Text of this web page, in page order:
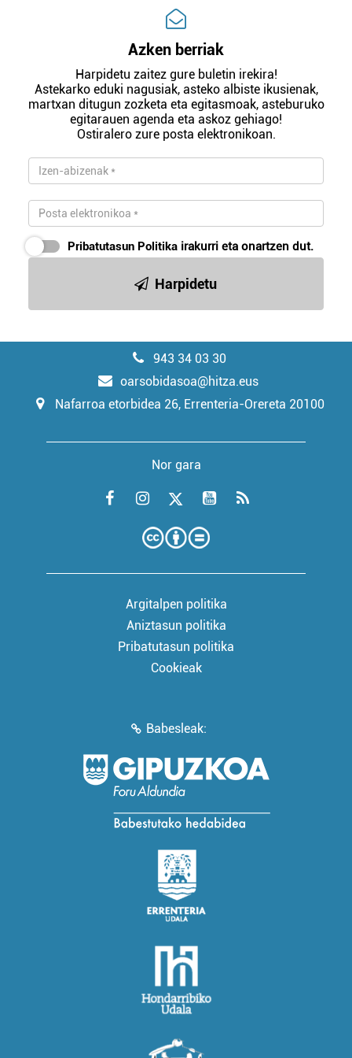
Azken berriak
Harpidetu zaitez gure buletin irekira!
Astekarko eduki nagusiak, asteko albiste ikusienak,
martxan ditugun zozketa eta egitasmoak, asteburuko
egitarauen agenda eta askoz gehiago!
Ostiralero zure posta elektronikoan.
Pribatutasun Politika irakurri eta onartzen dut.
Harpidetu
943 34 03 30
oarsobidasoa@hitza.eus
Nafarroa etorbidea 26, Errenteria-Orereta 20100
Nor gara
Argitalpen politika
Aniztasun politika
Pribatutasun politika
Cookieak
Babesleak: